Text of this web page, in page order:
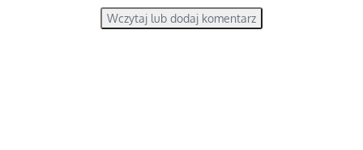
Wczytaj lub dodaj komentarz